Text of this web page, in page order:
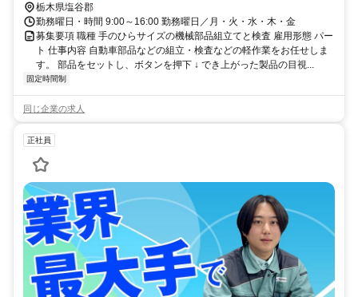
栃木県塩谷郡
勤務曜日・時間 9:00～16:00 勤務曜日／月・火・水・木・金
募集要項 職種 手のひらサイズの機械部品組立てと検査 雇用形態 パー
ト 仕事内容 自動車部品などの組立・検査などの軽作業をお任せしま
す。 部品をセットし、ボタンを押下 ↓ でき上がった製品の目視...
固定時間制
同じ企業の求人
正社員